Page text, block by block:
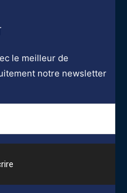
le meilleur de
notre newsletter